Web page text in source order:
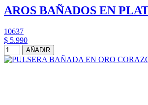
AROS BAÑADOS EN
10637
$ 5.990
AÑADIR